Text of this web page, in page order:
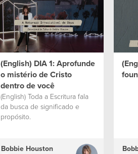
(English) DIA 1: Aprofunde
o mistério de Cristo
dentro de você
(English) Toda a Escritura fala
da busca de significado e
propósito.
Bobbie Houston